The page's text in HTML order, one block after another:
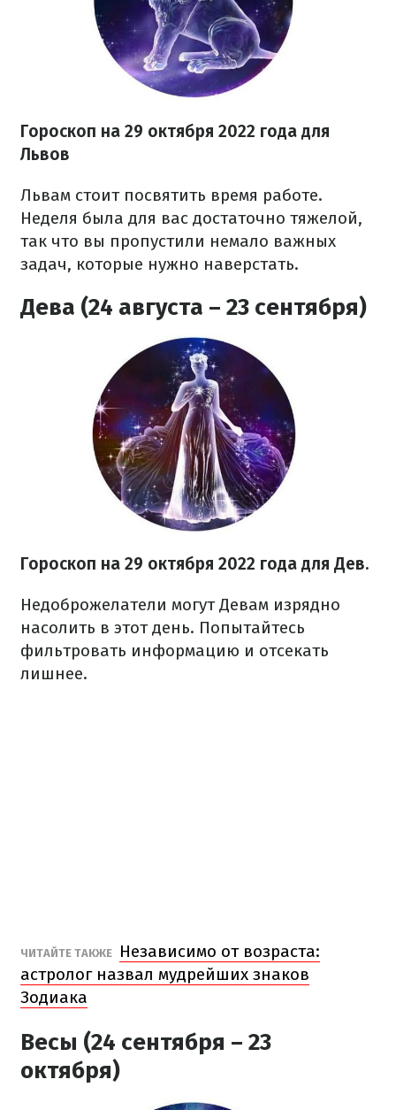
Гороскоп на 29 октября 2022 года для
Львов
Львам стоит посвятить время работе.
Неделя была для вас достаточно тяжелой,
так что вы пропустили немало важных
задач, которые нужно наверстать.
Дева (24 августа – 23 сентября)
Гороскоп на 29 октября 2022 года для Дев.
Недоброжелатели могут Девам изрядно
насолить в этот день. Попытайтесь
фильтровать информацию и отсекать
лишнее.
ЧИТАЙТЕ ТАКЖЕ
Независимо от возраста:
астролог назвал мудрейших знаков
Зодиака
Весы (24 сентября – 23
октября)